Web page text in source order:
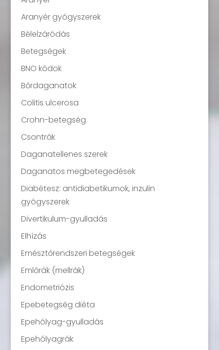
Aranyér gyógyszerek
Bélelzáródás
Betegségek
BNO kódok
Bőrdaganatok
Colitis ulcerosa
Crohn-betegség
Csontrák
Daganatellenes szerek
Daganatos megbetegedések
Diabétesz: antidiabetikumok, inzulin
gyógyszerek
Divertikulum-gyulladás
Elhízás
Emésztőrendszeri betegségek
Emlőrák (mellrák)
Endometriózis
Epebetegség diéta
Epehólyag-gyulladás
Epehólyagrák